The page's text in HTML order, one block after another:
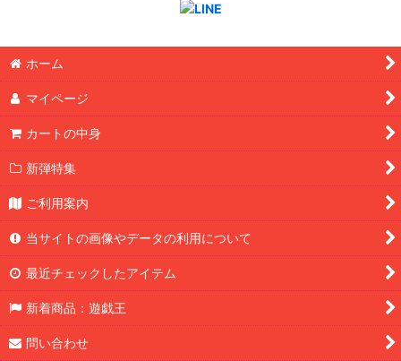
ホーム
マイページ
カートの中身
新弾特集
ご利用案内
当サイトの画像やデータの利用について
最近チェックしたアイテム
新着商品：遊戯王
問い合わせ